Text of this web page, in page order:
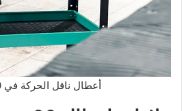
أعطال ناقل الحركة في bmw e60